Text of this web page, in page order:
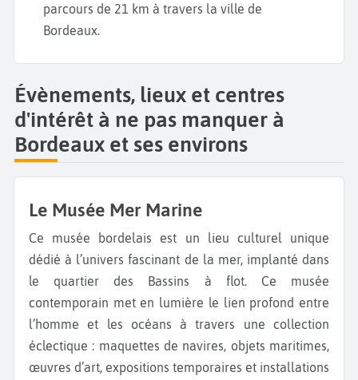
parcours de 21 km à travers la ville de
Bordeaux.
Évènements, lieux et centres
d'intérêt à ne pas manquer à
Bordeaux et ses environs
Le Musée Mer Marine
Ce musée bordelais est un lieu culturel unique
dédié à l’univers fascinant de la mer, implanté dans
le quartier des Bassins à flot. Ce musée
contemporain met en lumière le lien profond entre
l’homme et les océans à travers une collection
éclectique : maquettes de navires, objets maritimes,
œuvres d’art, expositions temporaires et installations